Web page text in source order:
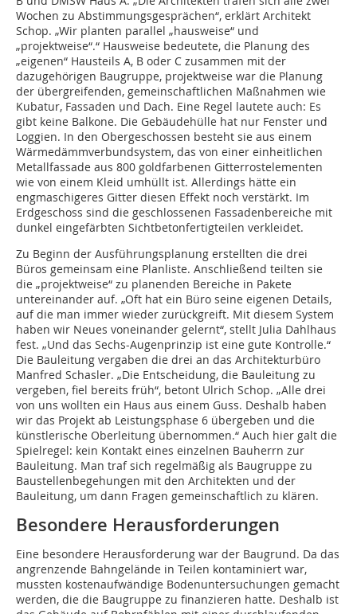
Wochen zu Abstimmungsgesprächen“, erklärt Architekt
Schop. „Wir planten parallel „hausweise“ und
„projektweise“.“ Hausweise bedeutete, die Planung des
„eigenen“ Hausteils A, B oder C zusammen mit der
dazugehörigen Baugruppe, projektweise war die Planung
der übergreifenden, gemeinschaftlichen Maßnahmen wie
Kubatur, Fassaden und Dach. Eine Regel lautete auch: Es
gibt keine Balkone. Die Gebäudehülle hat nur Fenster und
Loggien. In den Obergeschossen besteht sie aus einem
Wärmedämmverbundsystem, das von einer einheitlichen
Metallfassade aus 800 goldfarbenen Gitterrostelementen
wie von einem Kleid umhüllt ist. Allerdings hätte ein
engmaschigeres Gitter diesen Effekt noch verstärkt. Im
Erdgeschoss sind die geschlossenen Fassadenbereiche mit
dunkel eingefärbten Sichtbetonfertigteilen verkleidet.
Zu Beginn der Ausführungsplanung erstellten die drei
Büros gemeinsam eine Planliste. Anschließend teilten sie
die „projektweise“ zu planenden Bereiche in Pakete
untereinander auf. „Oft hat ein Büro seine eigenen Details,
auf die man immer wieder zurückgreift. Mit diesem System
haben wir Neues voneinander gelernt“, stellt Julia Dahlhaus
fest. „Und das Sechs-Augenprinzip ist eine gute Kontrolle.“
Die Bauleitung vergaben die drei an das Architekturbüro
Manfred Schasler. „Die Entscheidung, die Bauleitung zu
vergeben, fiel bereits früh“, betont Ulrich Schop. „Alle drei
von uns wollten ein Haus aus einem Guss. Deshalb haben
wir das Projekt ab Leistungsphase 6 übergeben und die
künstlerische Oberleitung übernommen.“ Auch hier galt die
Spielregel: kein Kontakt eines einzelnen Bauherrn zur
Bauleitung. Man traf sich regelmäßig als Baugruppe zu
Baustellenbegehungen mit den Architekten und der
Bauleitung, um dann Fragen gemeinschaftlich zu klären.
Besondere Herausforderungen
Eine besondere Herausforderung war der Baugrund. Da das
angrenzende Bahngelände in Teilen kontaminiert war,
mussten kostenaufwändige Bodenuntersuchungen gemacht
werden, die die Baugruppe zu finanzieren hatte. Deshalb ist